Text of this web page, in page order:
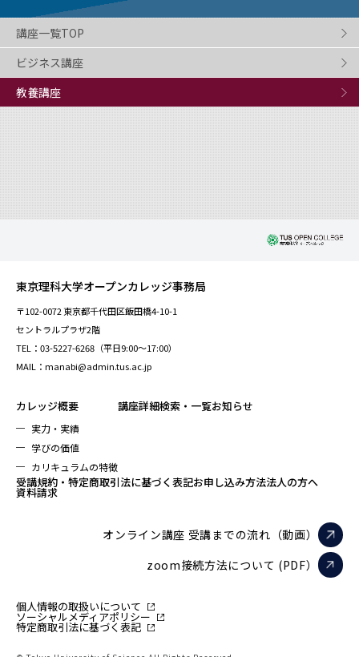
講座一覧TOP
ビジネス講座
教養講座
東京理科大学オープンカレッジ事務局
〒102-0072 東京都千代田区飯田橋4-10-1
セントラルプラザ2階
TEL：03-5227-6268（平日9:00～17:00）
MAIL：manabi@admin.tus.ac.jp
カレッジ概要
実力・実績
学びの価値
カリキュラムの特徴
講座詳細検索・一覧お知らせ
受講規約・特定商取引法に基づく表記お申し込み方法法人の方へ
資料請求
オンライン講座 受講までの流れ（動画）
zoom接続方法について (PDF）
個人情報の取扱いについて
ソーシャルメディアポリシー
特定商取引法に基づく表記